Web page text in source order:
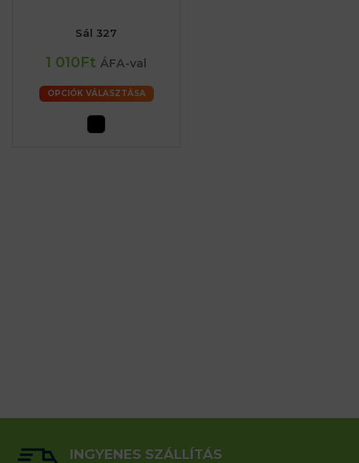
Sál 327
1 010Ft ÁFA-val
OPCIÓK VÁLASZTÁSA
INGYENES SZÁLLÍTÁS